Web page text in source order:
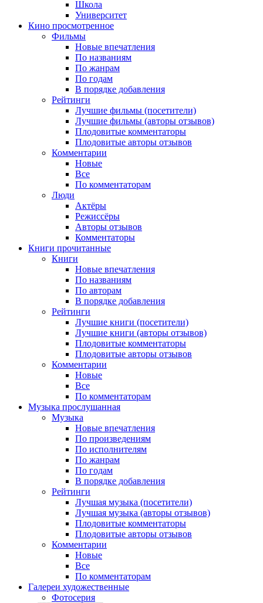
Школа
Университет
Кино просмотренное
Фильмы
Новые впечатления
По названиям
По жанрам
По годам
В порядке добавления
Рейтинги
Лучшие фильмы (посетители)
Лучшие фильмы (авторы отзывов)
Плодовитые комментаторы
Плодовитые авторы отзывов
Комментарии
Новые
Все
По комментаторам
Люди
Актёры
Режиссёры
Авторы отзывов
Комментаторы
Книги прочитанные
Книги
Новые впечатления
По названиям
По авторам
В порядке добавления
Рейтинги
Лучшие книги (посетители)
Лучшие книги (авторы отзывов)
Плодовитые комментаторы
Плодовитые авторы отзывов
Комментарии
Новые
Все
По комментаторам
Музыка прослушанная
Музыка
Новые впечатления
По произведениям
По исполнителям
По жанрам
По годам
В порядке добавления
Рейтинги
Лучшая музыка (посетители)
Лучшая музыка (авторы отзывов)
Плодовитые комментаторы
Плодовитые авторы отзывов
Комментарии
Новые
Все
По комментаторам
Галереи художественные
Фотосерия